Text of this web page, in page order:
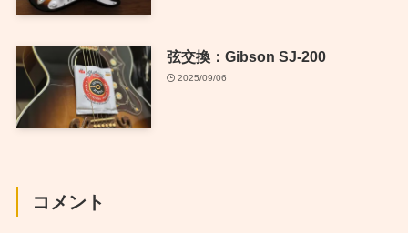
弦交換：Gibson SJ-200
2025/09/06
コメント